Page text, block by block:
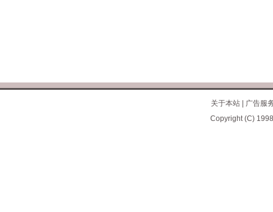
关于本站|
广告服
Copyright (C)